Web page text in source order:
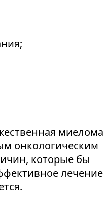
миелома
онкологическим
которые бы
лечение